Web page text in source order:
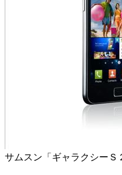
サムスン「ギャラクシーＳ